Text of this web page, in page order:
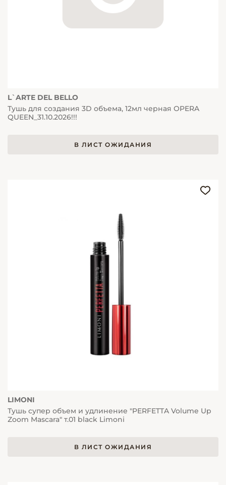
L`ARTE DEL BELLO
Тушь для создания 3D объема, 12мл черная OPERA
QUEEN_31.10.2026!!!
В ЛИСТ ОЖИДАНИЯ
LIMONI
Тушь супер объем и удлинение "PERFETTA Volume Up
Zoom Mascara" т.01 black Limoni
В ЛИСТ ОЖИДАНИЯ